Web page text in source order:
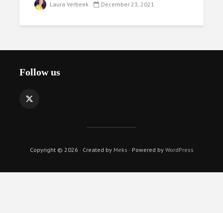
Laura Verbeek December 23, 2021
Follow us
Copyright © 2026 · Created by Meks · Powered by WordPress